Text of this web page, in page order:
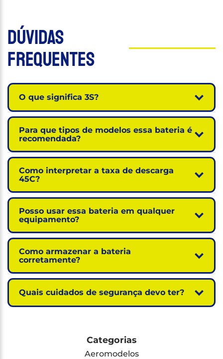
Dúvidas
Frequentes
O que significa 3S?
Para que tipos de modelos essa bateria é
recomendada?
Como interpretar a taxa de descarga
45C?
Posso usar essa bateria em qualquer
equipamento?
Como armazenar a bateria
corretamente?
Quais cuidados de segurança devo ter?
Categorias
Aeromodelos